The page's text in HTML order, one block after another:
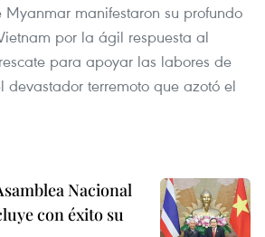
manifestaron su profundo
por la ágil respuesta al
para apoyar las labores de
devastador terremoto que azotó el
Nacional
con éxito su